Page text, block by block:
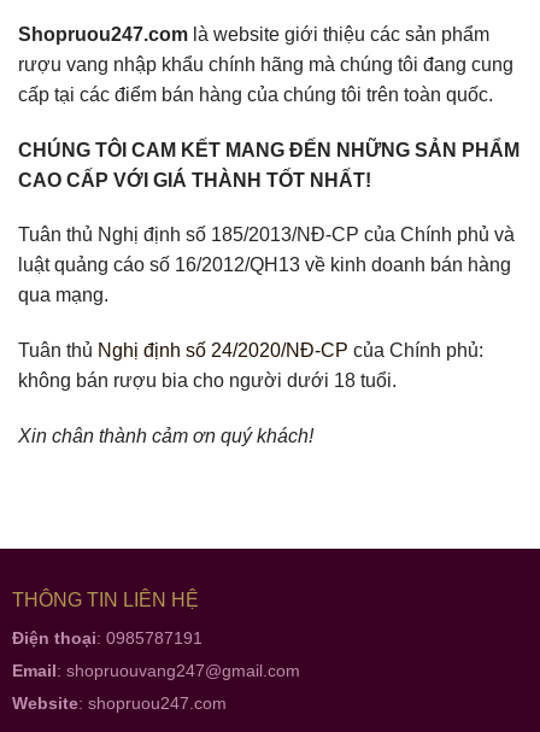
Shopruou247.com là website giới thiệu các sản phẩm
rượu vang nhập khẩu chính hãng mà chúng tôi đang cung
cấp tại các điểm bán hàng của chúng tôi trên toàn quốc.
CHÚNG TÔI CAM KẾT MANG ĐẾN NHỮNG SẢN PHẨM
CAO CẤP VỚI GIÁ THÀNH TỐT NHẤT!
Tuân thủ Nghị định số 185/2013/NĐ-CP của Chính phủ và
luật quảng cáo số 16/2012/QH13 về kinh doanh bán hàng
qua mạng.
Tuân thủ Nghị định số 24/2020/NĐ-CP của Chính phủ:
không bán rượu bia cho người dưới 18 tuổi.
Xin chân thành cảm ơn quý khách!
THÔNG TIN LIÊN HỆ
Điện thoại: 0985787191
Email: shopruouvang247@gmail.com
Website: shopruou247.com